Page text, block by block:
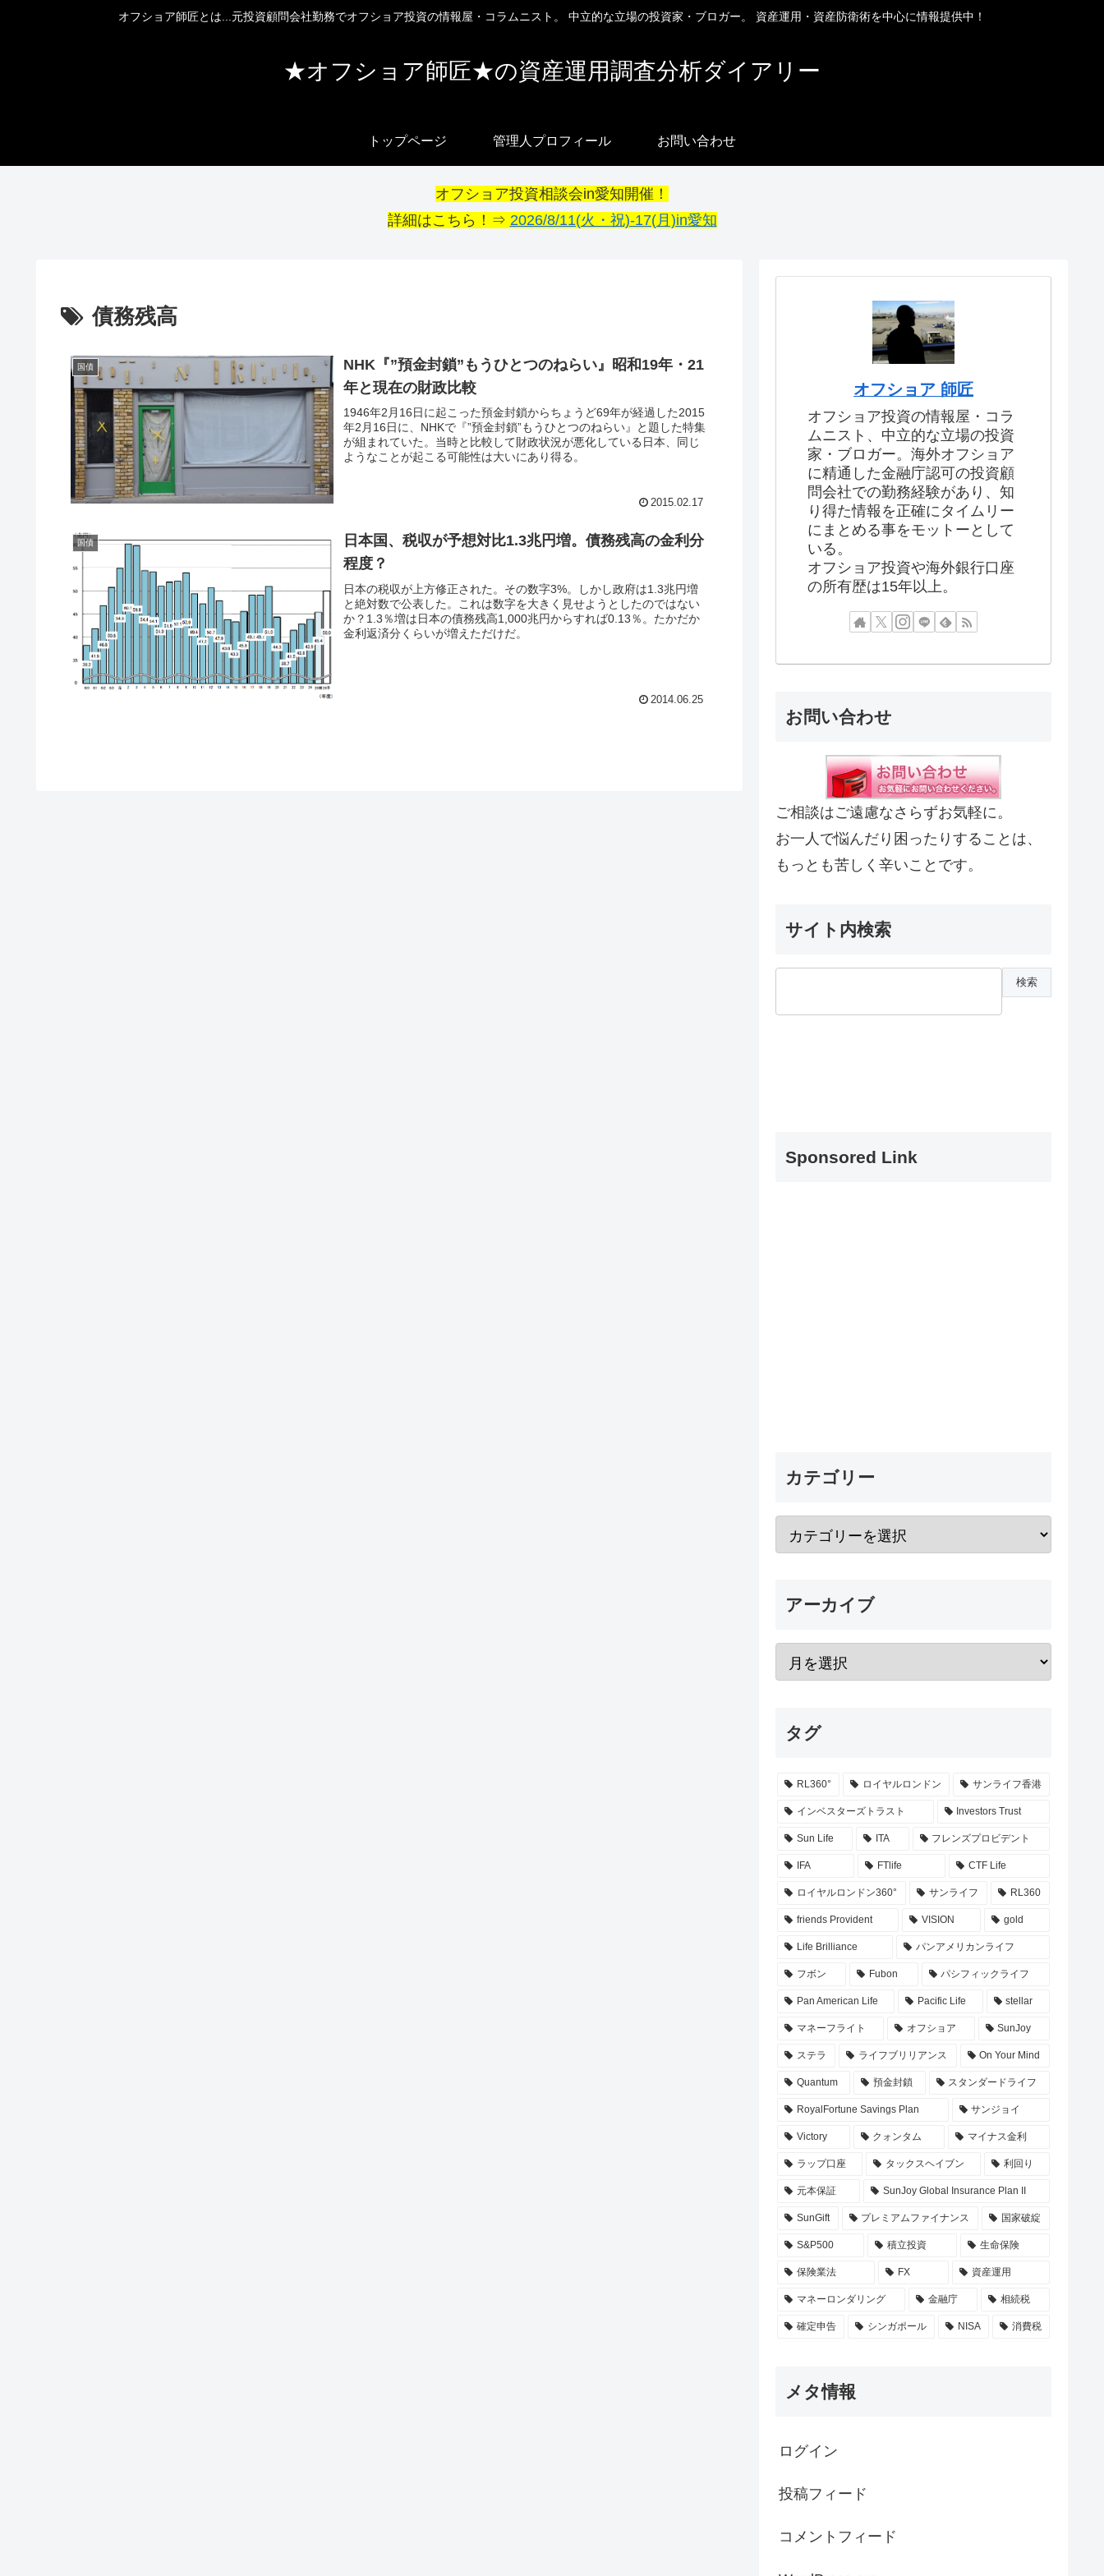
オフショア師匠とは...元投資顧問会社勤務でオフショア投資の情報屋・コラムニスト。 中立的な立場の投資家・ブロガー。 資産運用・資産防衛術を中心に情報提供中！
★オフショア師匠★の資産運用調査分析ダイアリー
トップページ 管理人プロフィール お問い合わせ
オフショア投資相談会in愛知開催！
詳細はこちら！⇒ 2026/8/11(火・祝)-17(月)in愛知
債務残高
国債
NHK『”預金封鎖”もうひとつのねらい』昭和19年・21
年と現在の財政比較
1946年2月16日に起こった預金封鎖からちょうど69年が経過した2015
年2月16日に、NHKで『”預金封鎖”もうひとつのねらい』と題した特集
が組まれていた。当時と比較して財政状況が悪化している日本、同じ
ようなことが起こる可能性は大いにあり得る。
2015.02.17
国債
日本国、税収が予想対比1.3兆円増。債務残高の金利分
程度？
日本の税収が上方修正された。その数字3%。しかし政府は1.3兆円増
と絶対数で公表した。これは数字を大きく見せようとしたのではない
か？1.3％増は日本の債務残高1,000兆円からすれば0.13％。たかだか
金利返済分くらいが増えただけだ。
2014.06.25
オフショア 師匠
オフショア投資の情報屋・コラ
ムニスト、中立的な立場の投資
家・ブロガー。海外オフショア
に精通した金融庁認可の投資顧
問会社での勤務経験があり、知
り得た情報を正確にタイムリー
にまとめる事をモットーとして
いる。
オフショア投資や海外銀行口座
の所有歴は15年以上。
お問い合わせ
ご相談はご遠慮なさらずお気軽に。
お一人で悩んだり困ったりすることは、
もっとも苦しく辛いことです。
サイト内検索
Sponsored Link
カテゴリー
アーカイブ
タグ
RL360° ロイヤルロンドン サンライフ香港
インベスターズトラスト Investors Trust
Sun Life ITA フレンズプロビデント
IFA FTlife CTF Life
ロイヤルロンドン360° サンライフ RL360
friends Provident VISION gold
Life Brilliance パンアメリカンライフ
フボン Fubon パシフィックライフ
Pan American Life Pacific Life stellar
マネーフライト オフショア SunJoy
ステラ ライフブリリアンス On Your Mind
Quantum 預金封鎖 スタンダードライフ
RoyalFortune Savings Plan サンジョイ
Victory クォンタム マイナス金利
ラップ口座 タックスヘイブン 利回り
元本保証 SunJoy Global Insurance Plan II
SunGift プレミアムファイナンス 国家破綻
S&P500 積立投資 生命保険
保険業法 FX 資産運用
マネーロンダリング 金融庁 相続税
確定申告 シンガポール NISA 消費税
メタ情報
ログイン
投稿フィード
コメントフィード